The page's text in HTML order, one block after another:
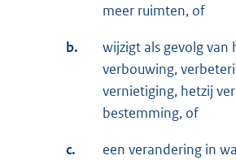
meer ruimten, of
b.
wijzigt als gevolg van
verbouwing,
vernietiging, hetzij
bestemming, of
c.
een verandering in